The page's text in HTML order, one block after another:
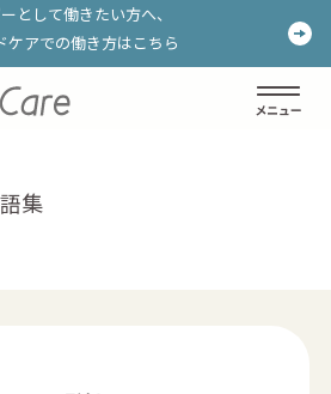
として働きたい方へ、
ケアでの働き方はこちら
として働きたい方へ、
ケアでの働き方はこちら
集